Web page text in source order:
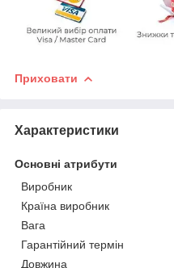
Приховати
Характеристики
Основні атрибути
Виробник
Країна виробник
Вага
Гарантійний термін
Довжина